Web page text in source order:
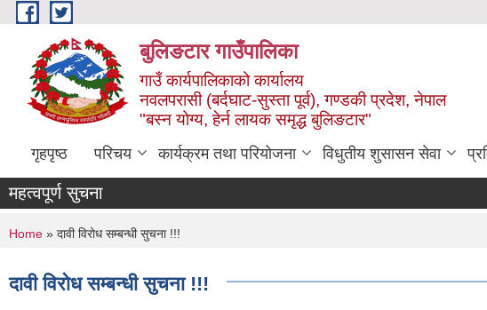
Skip to main content
बुलिङटार गाउँपालिका
गाउँ कार्यपालिकाको कार्यालय
नवलपरासी (बर्दघाट-सुस्ता पूर्व), गण्डकी प्रदेश, नेपाल
"बस्न योग्य, हेर्न लायक समृद्ध बुलिङटार"
गृहपृष्ठ परिचय कार्यक्रम तथा परियोजना विधुतीय शुसासन सेवा
महत्वपूर्ण सुचना
You are here
Home » दावी विरोध सम्बन्धी सुचना !!!
दावी विरोध सम्बन्धी सुचना !!!